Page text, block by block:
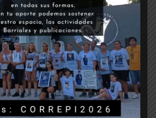
de su familia, a pesar de las
la pandemia.
Jesús Lopez, tío de Alan
medios localesdan cuenta de la
la policía bonaerense se maneja en